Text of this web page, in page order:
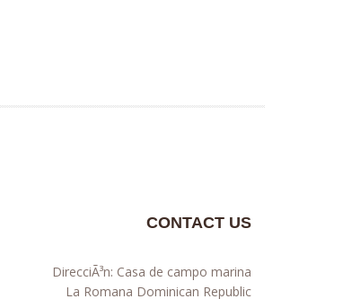
CONTACT US
DirecciÃ³n: Casa de campo marina
La Romana Dominican Republic